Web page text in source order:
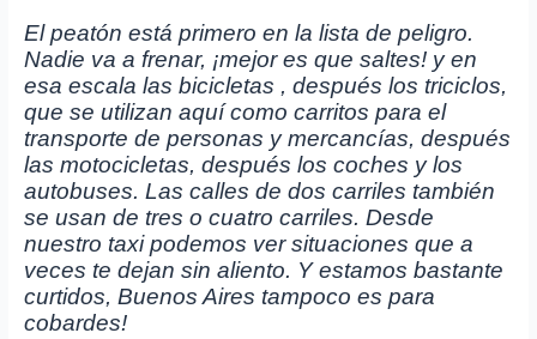
El peatón está primero en la lista de peligro.
Nadie va a frenar, ¡mejor es que saltes! y en
esa escala las bicicletas , después los triciclos,
que se utilizan aquí como carritos para el
transporte de personas y mercancías, después
las motocicletas, después los coches y los
autobuses. Las calles de dos carriles también
se usan de tres o cuatro carriles. Desde
nuestro taxi podemos ver situaciones que a
veces te dejan sin aliento. Y estamos bastante
curtidos, Buenos Aires tampoco es para
cobardes!